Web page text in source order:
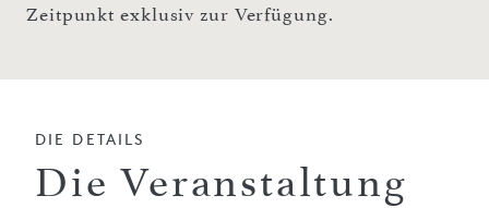
Zeitpunkt exklusiv zur Verfügung.
DIE DETAILS
Die Veranstaltung